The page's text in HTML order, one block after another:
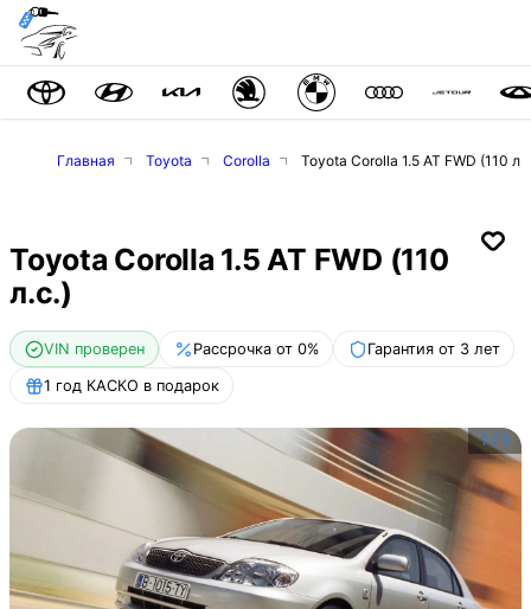
Главная Toyota Corolla Toyota Corolla 1.5 AT FWD (110
Toyota Corolla 1.5 AT FWD (110
л.с.)
VIN проверен Рассрочка от 0% Гарантия от 3 лет
1 год КАСКО в подарок
1 / 1